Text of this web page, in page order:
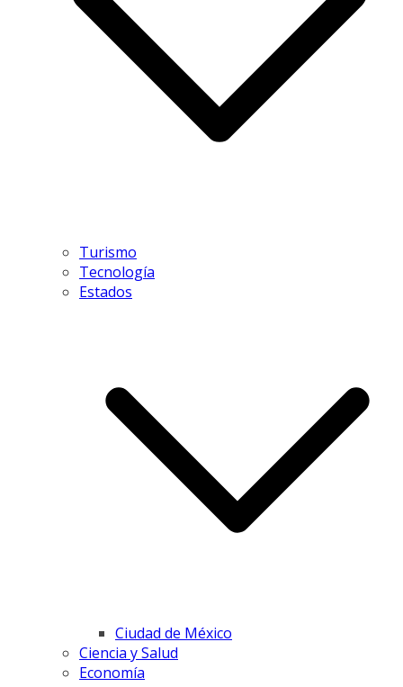
Turismo
Tecnología
Estados
Ciudad de México
Ciencia y Salud
Economía